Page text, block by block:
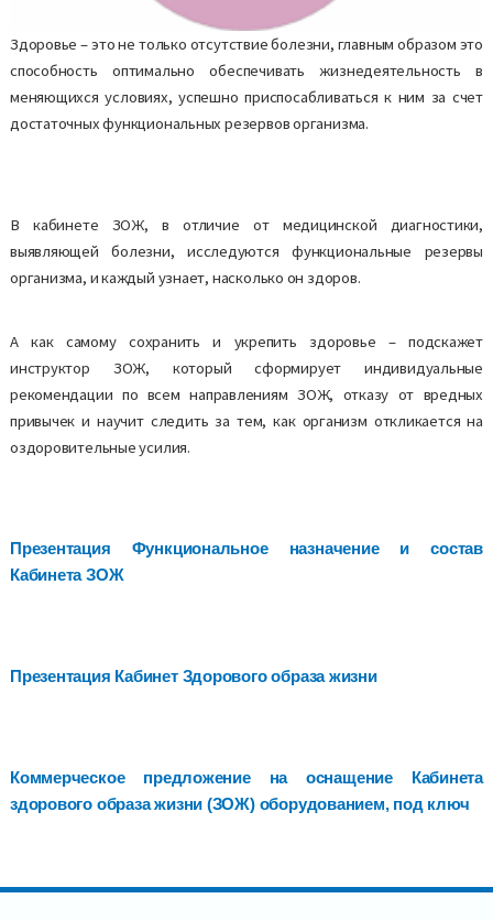
Здоровье – это не только отсутствие болезни, главным образом это
способность оптимально обеспечивать жизнедеятельность в
меняющихся условиях, успешно приспосабливаться к ним за счет
достаточных функциональных резервов организма.
В кабинете ЗОЖ, в отличие от медицинской диагностики,
выявляющей болезни, исследуются функциональные резервы
организма, и каждый узнает, насколько он здоров.
А как самому сохранить и укрепить здоровье – подскажет
инструктор ЗОЖ, который сформирует индивидуальные
рекомендации по всем направлениям ЗОЖ, отказу от вредных
привычек и научит следить за тем, как организм откликается на
оздоровительные усилия.
Презентация Функциональное назначение и состав
Кабинета ЗОЖ
Презентация Кабинет Здорового образа жизни
Коммерческое предложение на оснащение Кабинета
здорового образа жизни (ЗОЖ) оборудованием, под ключ